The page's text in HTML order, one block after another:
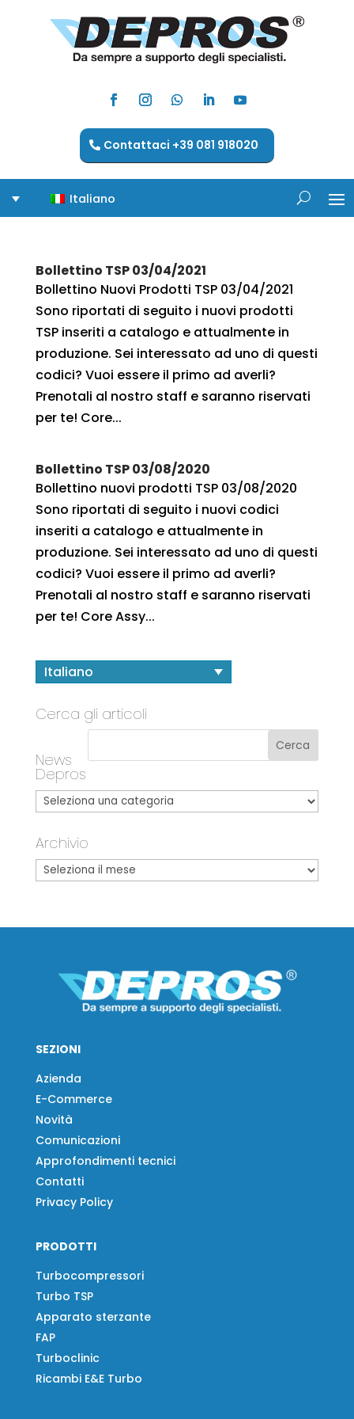
Contattaci +39 081 918020
Italiano
Bollettino TSP 03/04/2021
Bollettino Nuovi Prodotti TSP 03/04/2021
Sono riportati di seguito i nuovi prodotti
TSP inseriti a catalogo e attualmente in
produzione. Sei interessato ad uno di questi
codici? Vuoi essere il primo ad averli?
Prenotali al nostro staff e saranno riservati
per te! Core...
Bollettino TSP 03/08/2020
Bollettino nuovi prodotti TSP 03/08/2020
Sono riportati di seguito i nuovi codici
inseriti a catalogo e attualmente in
produzione. Sei interessato ad uno di questi
codici? Vuoi essere il primo ad averli?
Prenotali al nostro staff e saranno riservati
per te! Core Assy...
Italiano
Cerca gli articoli
News
Depros
Archivio
SEZIONI
Azienda
E-Commerce
Novità
Comunicazioni
Approfondimenti tecnici
Contatti
Privacy Policy
PRODOTTI
Turbocompressori
Turbo TSP
Apparato sterzante
FAP
Turboclinic
Ricambi E&E Turbo